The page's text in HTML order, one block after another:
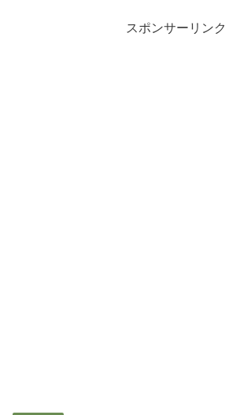
スポンサーリンク